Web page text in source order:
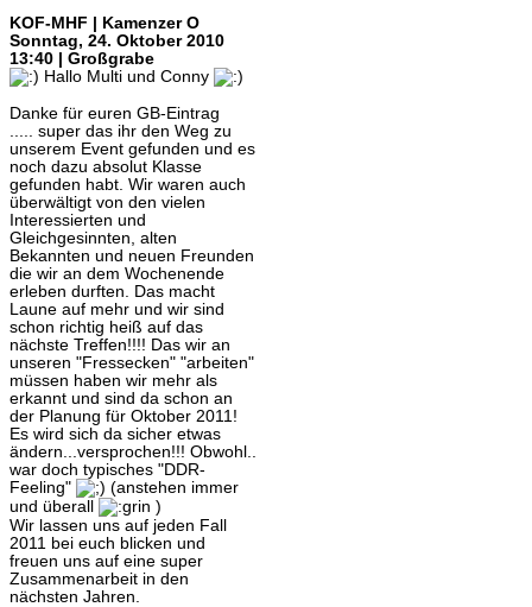
KOF-MHF | Kamenzer O
Sonntag, 24. Oktober 2010
13:40 | Großgrabe
Hallo Multi und Conny
Danke für euren GB-Eintrag
..... super das ihr den Weg zu
unserem Event gefunden und es
noch dazu absolut Klasse
gefunden habt. Wir waren auch
überwältigt von den vielen
Interessierten und
Gleichgesinnten, alten
Bekannten und neuen Freunden
die wir an dem Wochenende
erleben durften. Das macht
Laune auf mehr und wir sind
schon richtig heiß auf das
nächste Treffen!!!! Das wir an
unseren "Fressecken" "arbeiten"
müssen haben wir mehr als
erkannt und sind da schon an
der Planung für Oktober 2011!
Es wird sich da sicher etwas
ändern...versprochen!!! Obwohl..
war doch typisches "DDR-
Feeling"
(anstehen immer
und überall
)
Wir lassen uns auf jeden Fall
2011 bei euch blicken und
freuen uns auf eine super
Zusammenarbeit in den
nächsten Jahren.